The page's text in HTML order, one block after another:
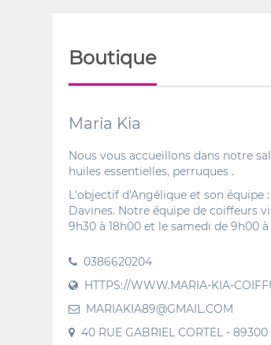
Boutique
Maria Kia
Nous vous accueillons dans notre
huiles essentielles, perruques .
L'objectif d'Angélique et son
Davines. Notre équipe de coiffeurs
9h30 à 18h00 et le samedi de 9h00 à
0386620204
HTTPS://WWW.MARIA-KIA-
MARIAKIA89@GMAIL.COM
40 RUE GABRIEL CORTEL - 89300